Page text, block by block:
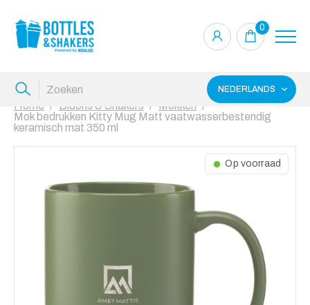
0
NEDERLANDS
Home Bidons & Shakers
Mokken
Mok bedrukken Kitty Mug Matt vaatwasserbestendig
keramisch mat 350 ml
Op voorraad